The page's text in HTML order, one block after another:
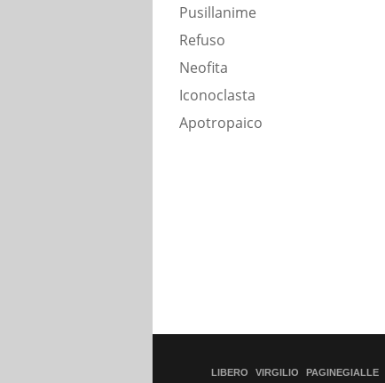
Pusillanime
Refuso
Neofita
Iconoclasta
Apotropaico
LIBERO VIRGILIO PAGINEGIALLE